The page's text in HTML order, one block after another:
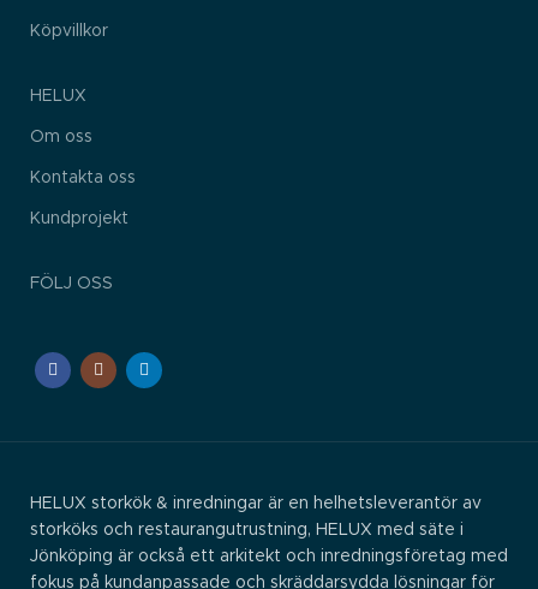
Köpvillkor
HELUX
Om oss
Kontakta oss
Kundprojekt
FÖLJ OSS
HELUX storkök & inredningar är en helhetsleverantör av
storköks och restaurangutrustning, HELUX med säte i
Jönköping är också ett arkitekt och inredningsföretag med
fokus på kundanpassade och skräddarsydda lösningar för